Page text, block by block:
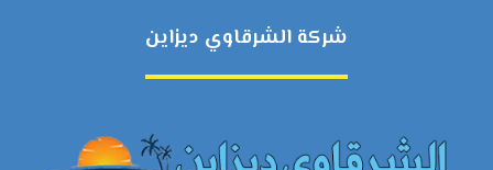
شركة الشرقاوي ديزاين